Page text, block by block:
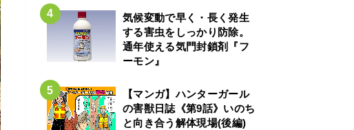
気候変動で早く・長く発生
する害虫をしっかり防除。
通年使える気門封鎖剤『フ
ーモン』
【マンガ】ハンターガール
の害獣日誌《第9話》いのち
と向き合う解体現場(後編)